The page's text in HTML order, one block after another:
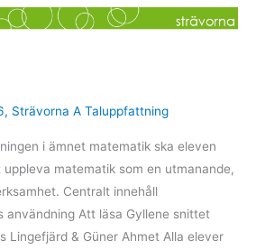
, Strävorna A Taluppfattning
i ämnet matematik ska eleven
matematik som en utmanande,
Centralt innehåll
användning Att läsa Gyllene snittet
Lingefjärd & Güner Ahmet Alla elever